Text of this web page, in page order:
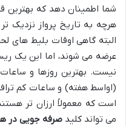
شما اطمینان دهد که
هرچه به تاریخ پرواز نزدیک
البته گاهی اوقات بلیط های
عرضه می شوند، اما این یک
نیست. بهترین روزها و
(اواسط هفته) و ساعات کم
است که معمولاً ارزان تر
می تواند کلید صرفه جویی در